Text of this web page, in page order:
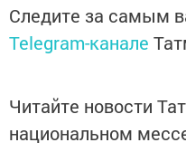
Следите за самым
Telegram-канале
Читайте новости
национальном